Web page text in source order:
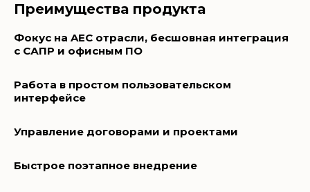
Преимущества продукта
Фокус на AEC отрасли, бесшовная интеграция
с САПР и офисным ПО
Работа в простом пользовательском
интерфейсе
Управление договорами и проектами
Быстрое поэтапное внедрение